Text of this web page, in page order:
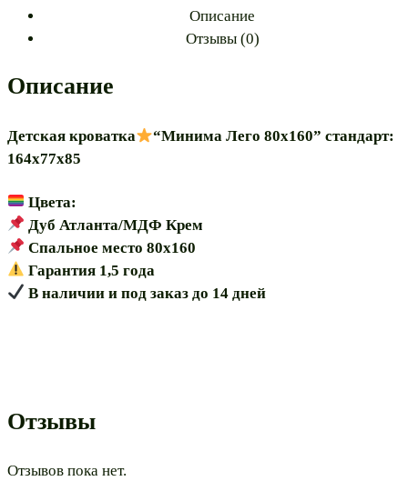
80х160"
Описание
Отзывы (0)
Описание
Детская кроватка
“Минима Лего 80х160” стандарт:
164х77х85
Цвета:
Дуб Атланта/МДФ Крем
Спальное место 80х160
Гарантия 1,5 года
В наличии и под заказ до 14 дней
Отзывы
Отзывов пока нет.